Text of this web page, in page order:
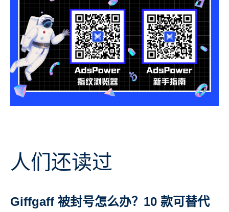
人们还读过
Giffgaff 被封号怎么办？10 款可替代